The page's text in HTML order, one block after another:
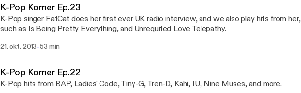
K-Pop Korner Ep.23
K-Pop singer FatCat does her first ever UK radio interview, and we also play hits from her,
such as Is Being Pretty Everything, and Unrequited Love Telepathy.
21. okt. 2013-53 min
K-Pop Korner Ep.22
K-Pop hits from BAP, Ladies' Code, Tiny-G, Tren-D, Kahi, IU, Nine Muses, and more.